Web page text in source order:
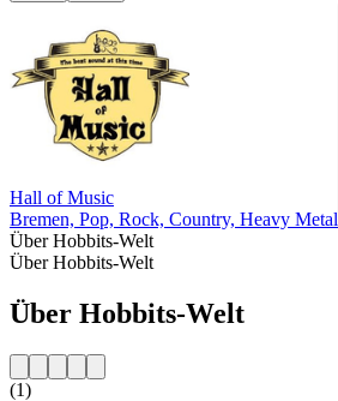
Hall of Music
Bremen, Pop, Rock, Country, Heavy Metal
Über Hobbits-Welt
Über Hobbits-Welt
Über Hobbits-Welt
(1)